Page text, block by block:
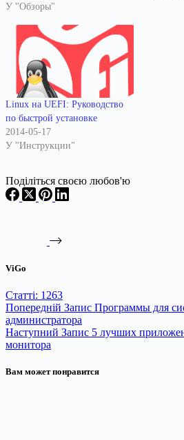
У "Обзоры"
Linux на UEFI: Руководство
по быстрой установке
2014-05-17
У "Инструкции"
Поділіться своєю любов'ю
ViGo
Статті: 1263
Попередній Запис Программы для
администратора
Наступний Запис 5 лучших
монитора
Вам может понравится